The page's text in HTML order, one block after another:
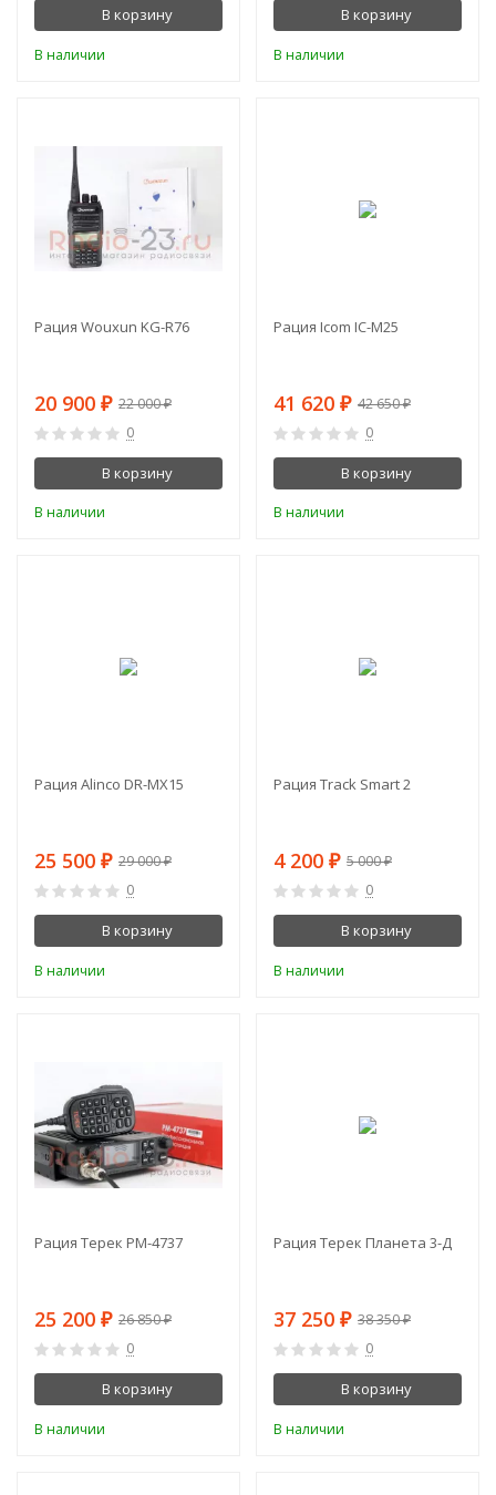
В корзину
В наличии
В корзину
В наличии
Рация Wouxun KG-R76
20 900 ₽ 22 000₽
0
В корзину
В наличии
Рация Icom IC-M25
41 620 ₽ 42 650₽
0
В корзину
В наличии
Рация Alinco DR-MX15
25 500 ₽ 29 000₽
0
В корзину
В наличии
Рация Track Smart 2
4 200 ₽ 5 000₽
0
В корзину
В наличии
Рация Терек РМ-4737
25 200 ₽ 26 850₽
0
В корзину
В наличии
Рация Терек Планета 3-Д
37 250 ₽ 38 350₽
0
В корзину
В наличии